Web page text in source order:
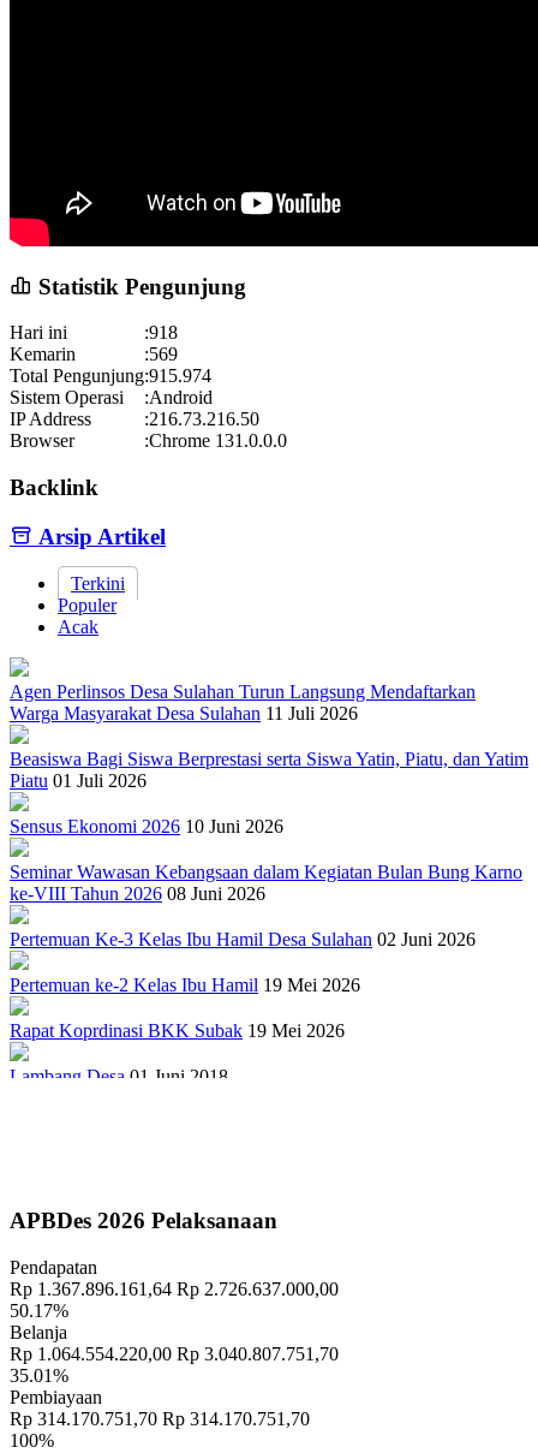
Statistik Pengunjung
Hari ini :918
Kemarin
:569
Total Pengunjung:915.974
Sistem Operasi
:Android
IP Address
:216.73.216.50
Browser
:Chrome 131.0.0.0
Backlink
Arsip Artikel
Terkini
Populer
Acak
Agen Perlinsos Desa Sulahan Turun Langsung Mendaftarkan
Warga Masyarakat Desa Sulahan 11 Juli 2026
Beasiswa Bagi Siswa Berprestasi serta Siswa Yatin, Piatu, dan Yatim
Piatu 01 Juli 2026
Sensus Ekonomi 2026 10 Juni 2026
Seminar Wawasan Kebangsaan dalam Kegiatan Bulan Bung Karno
ke-VIII Tahun 2026 08 Juni 2026
Pertemuan Ke-3 Kelas Ibu Hamil Desa Sulahan 02 Juni 2026
Pertemuan ke-2 Kelas Ibu Hamil 19 Mei 2026
Rapat Koprdinasi BKK Subak 19 Mei 2026
Lambang Desa 01 Juni 2018
Penuhi Amanat UU Desa, Pemerintah Desa Sulahan Kembangkan
Sistem Informasi Desa 10 September 2018
"TRADISI MEMASAR DESA PAKRAMAN TANGGAHAN
PEKEN" 15 November 2018
Banjar Cekeng Destinasi Wisata Baru di Bangli Mirip Penglipuran
18 September 2018
"PENANAMAN TOGA DAN WARUNG HIDUP DI RUMAH
CONTOH"
APBDes 2026 Pelaksanaan
Pendapatan
Rp 1.367.896.161,64 Rp 2.726.637.000,00
50.17%
Belanja
Rp 1.064.554.220,00 Rp 3.040.807.751,70
35.01%
Pembiayaan
Rp 314.170.751,70 Rp 314.170.751,70
100%